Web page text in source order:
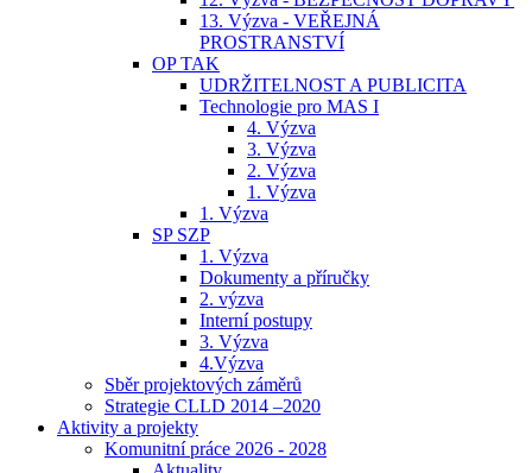
13. Výzva - VEŘEJNÁ
PROSTRANSTVÍ
OP TAK
UDRŽITELNOST A PUBLICITA
Technologie pro MAS I
4. Výzva
3. Výzva
2. Výzva
1. Výzva
1. Výzva
SP SZP
1. Výzva
Dokumenty a příručky
2. výzva
Interní postupy
3. Výzva
4.Výzva
Sběr projektových záměrů
Strategie CLLD 2014 –2020
Aktivity a projekty
Komunitní práce 2026 - 2028